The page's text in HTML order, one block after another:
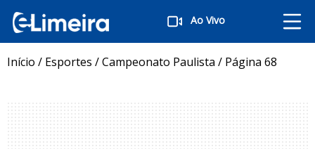
Ao Vivo
Início / Esportes /Campeonato Paulista / Página 68